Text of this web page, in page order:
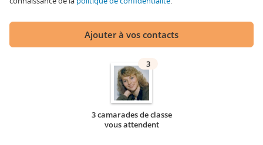
Ajouter à vos contacts
3
3 camarades de classe
vous attendent